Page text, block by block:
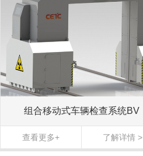
组合移动式车辆检查系统BV
查看更多+ 了解详情 >